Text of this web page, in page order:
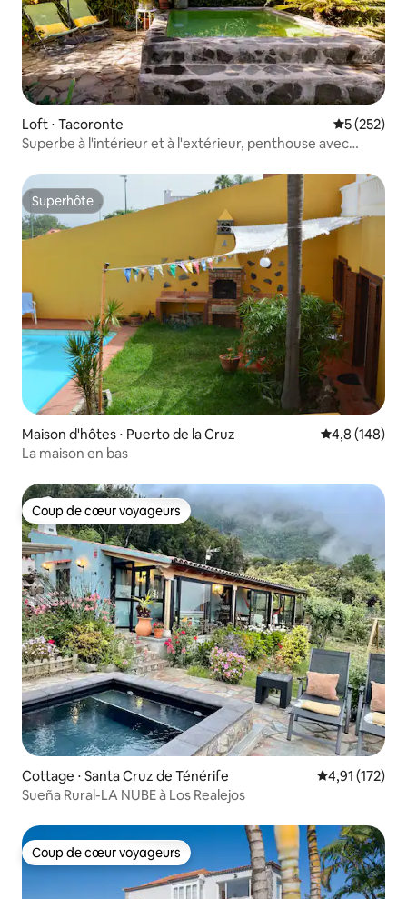
Loft ⋅ Tacoronte Évaluation
5 (252)
Superbe à l'intérieur et à l'extérieur, penthouse avec
Superhôte
Superhôte
Maison d'hôtes ⋅ Puerto de la Cruz Évaluation
4,8 (148)
La maison en bas
Coup de cœur voyageurs
Coup de cœur voyageurs
Cottage ⋅ Santa Cruz de Ténérife Évaluation
4,91 (172)
Sueña Rural-LA NUBE à Los Realejos
Coup de cœur voyageurs
Coup de cœur voyageurs